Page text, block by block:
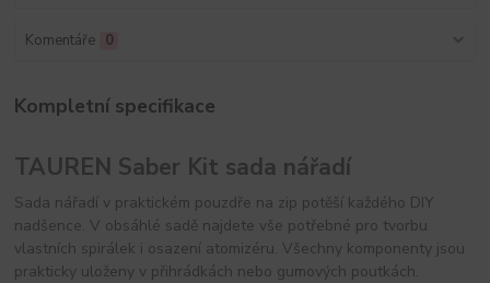
Komentáře 0
Kompletní specifikace
TAUREN Saber Kit sada nářadí
Sada nářadí v praktickém pouzdře na zip potěší každého DIY
nadšence. V obsáhlé sadě najdete vše potřebné pro tvorbu
vlastních spirálek i osazení atomizéru. Všechny komponenty jsou
prakticky uloženy v přihrádkách nebo gumových poutkách.